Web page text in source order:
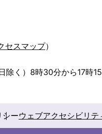
セスマップ）
除く）8時30分から17時
シーウェブアクセシビリテ